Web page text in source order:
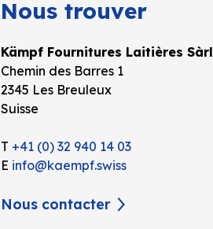
Nous trouver
Kämpf Fournitures Laitières Sàrl
Chemin des Barres 1
2345 Les Breuleux
Suisse
T +41 (0) 32 940 14 03
E info@kaempf.swiss
Nous contacter